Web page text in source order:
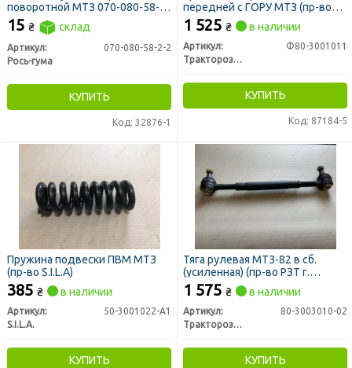
поворотной МТЗ 070-080-58-2-
2 (пр-во Рось-Гума)
15 ₴ склад
Артикул:
070-080-58-2-2
Рось-гума
КУПИТЬ
Код: 32876-1
передней с ГОРУ МТЗ (пр-во
РЗТ г. Ромны)
1 525 ₴ в наличии
Артикул:
Ф80-3001011
Тракторозапчасть г. Ромны
КУПИТЬ
Код: 87184-5
Пружина подвески ПВМ МТЗ
(пр-во S.I.L.A)
385 ₴ в наличии
Артикул:
50-3001022-А1
S.I.L.A.
КУПИТЬ
Тяга рулевая МТЗ-82 в сб.
(усиленная) (пр-во РЗТ г.
Ромны)
1 575 ₴ в наличии
Артикул:
80-3003010-02
Тракторозапчасть г. Ромны
КУПИТЬ